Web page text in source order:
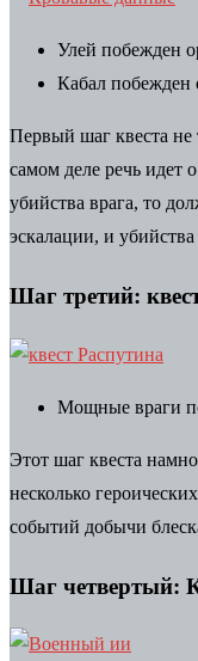
Улей побежден
Кабал
Первый шаг квеста не
самом деле речь идет
убийства врага, то
эскалации, и
Шаг третий:
Мощные враги
Этот шаг квеста
несколько
событий добычи
Шаг четвертый: